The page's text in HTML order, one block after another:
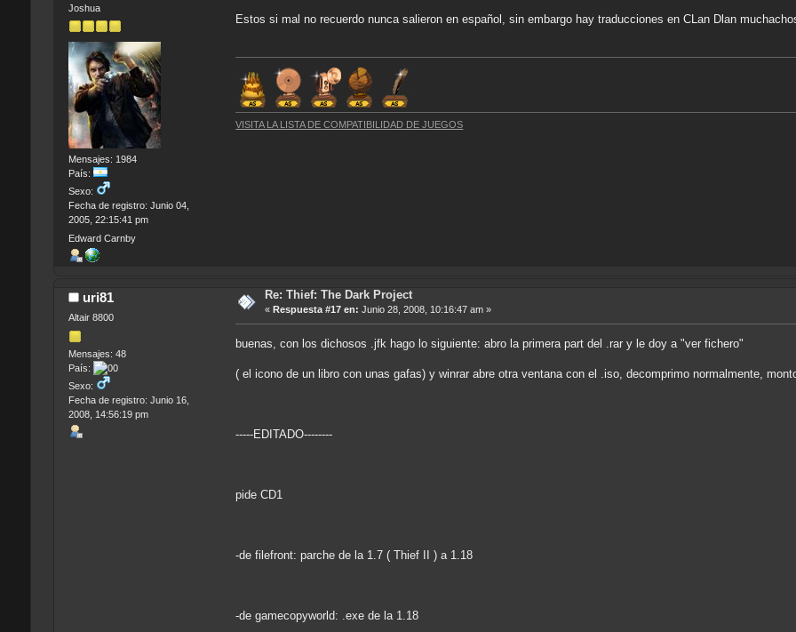
Joshua
Mensajes: 1984
País:
Sexo:
Fecha de registro: Junio 04,
2005, 22:15:41 pm
Edward Carnby
Estos si mal no recuerdo nunca salieron en español, sin embargo hay traducciones en CLan Dlan
VISITA LA LISTA DE COMPATIBILIDAD DE JUEGOS
uri81
Altair 8800
Mensajes: 48
País:
Sexo:
Fecha de registro: Junio 16,
2008, 14:56:19 pm
Re: Thief: The Dark Project
« Respuesta #17 en: Junio 28, 2008, 10:16:47 am »
buenas, con los dichosos .jfk hago lo siguiente: abro la primera part del .rar y le doy a "ver fichero"
( el icono de un libro con unas gafas) y winrar abre otra ventana con el .iso, decomprimo normalmente,
-----EDITADO--------
pide CD1
-de filefront: parche de la 1.7 ( Thief II ) a 1.18
-de gamecopyworld: .exe de la 1.18